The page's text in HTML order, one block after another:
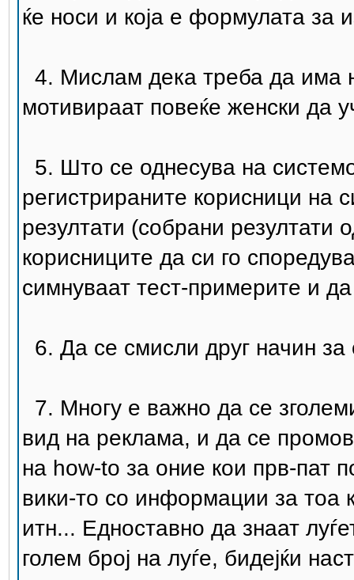
ќе носи и која е формулата за
4. Мислам дека треба да има
мотивираат повеќе женски да
5. Што се однесува на
регистрираните корисници на
резултати (собрани резултати
корисниците да си го
симнуваат тест-примерите и
6. Да се смисли друг начин
7. Многу е важно да се
вид на реклама, и да се
на how-to за оние кои прв-пат
вики-то со информации за тоа
итн... Едноставно да знаат
голем број на луѓе, бидејќи